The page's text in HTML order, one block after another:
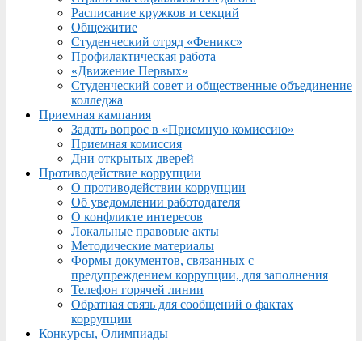
Расписание кружков и секций
Общежитие
Студенческий отряд «Феникс»
Профилактическая работа
«Движение Первых»
Студенческий совет и общественные объединение
колледжа
Приемная кампания
Задать вопрос в «Приемную комиссию»
Приемная комиссия
Дни открытых дверей
Противодействие коррупции
О противодействии коррупции
Об уведомлении работодателя
О конфликте интересов
Локальные правовые акты
Методические материалы
Формы документов, связанных с
предупреждением коррупции, для заполнения
Телефон горячей линии
Обратная связь для сообщений о фактах
коррупции
Конкурсы, Олимпиады